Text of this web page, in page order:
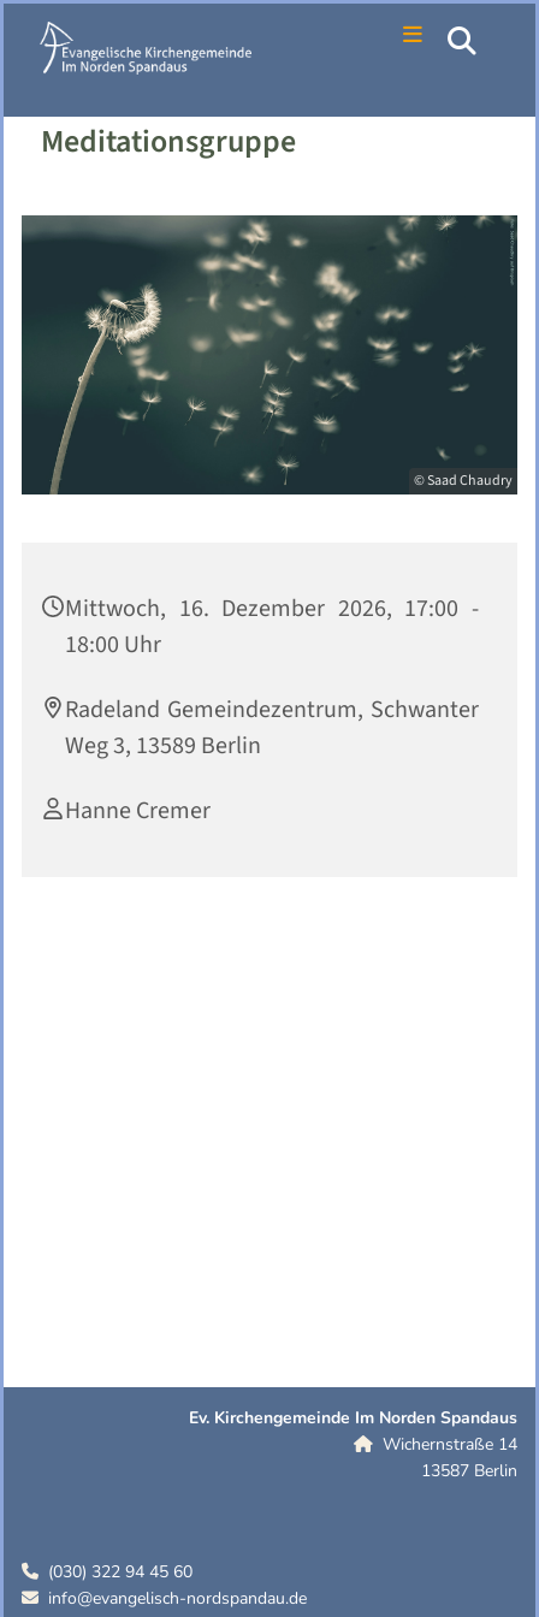
Meditationsgruppe
© Saad Chaudry
Mittwoch, 16. Dezember 2026, 17:00 -
18:00 Uhr
Radeland Gemeindezentrum, Schwanter
Weg 3, 13589 Berlin
Hanne Cremer
Ev. Kirchengemeinde Im Norden Spandaus
 Wichernstraße 14
13587 Berlin
 (030) 322 94 45 60
 info@evangelisch-nordspandau.de